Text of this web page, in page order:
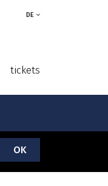
DE
tickets
OK